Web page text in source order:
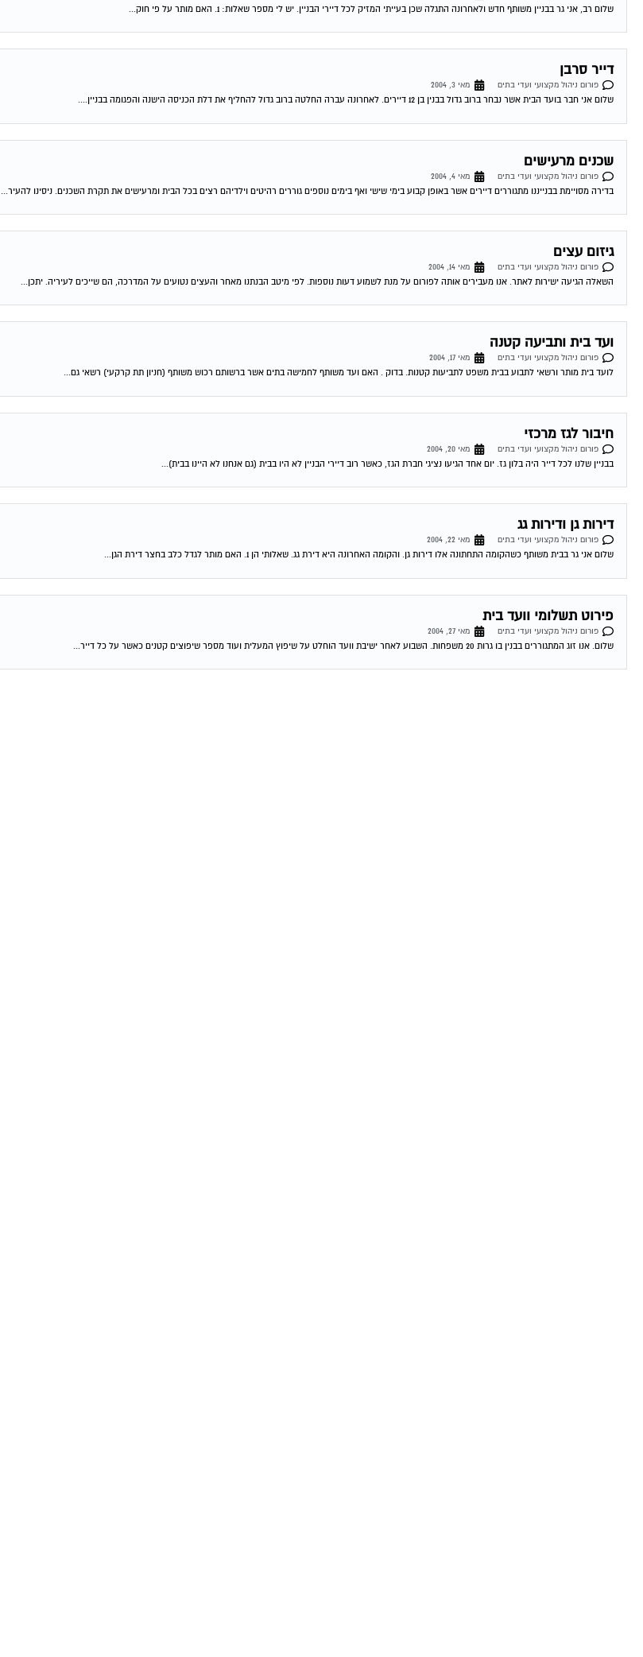
שלום רב, אני גר בבניין משותף חדש ולאחרונה התגלה שכן בעייתי המזיק לכל דיירי הבניין. יש לי מספר שאלות: 1. האם מותר על פי חוק...
דייר סרבן
פורום ניהול מקצועי ועדי בתים
מאי 3, 2004
שלום אני חבר בועד הבית אשר נבחר ברוב גדול בבנין בן 12 דיירים. לאחרונה עברה החלטה ברוב גדול להחליף את דלת הכניסה הישנה והפגומה בבניין....
שכנים מרעישים
פורום ניהול מקצועי ועדי בתים
מאי 4, 2004
בדירה מסויימת בבנייננו מתגוררים דיירים אשר באופן קבוע בימי שישי ואף בימים נוספים גוררים רהיטים וילדיהם רצים בכל הבית ומרעישים את תקרת השכנים. ניסינו להעיר...
גיזום עצים
פורום ניהול מקצועי ועדי בתים
מאי 14, 2004
השאלה הגיעה ישירות לאתר. אנו מעבירים אותה לפורום על מנת לשמוע דעות נוספות. לפי מיטב הבנתנו מאחר והעצים נטועים על המדרכה, הם שייכים לעיריה. יתכן...
ועד בית ותביעה קטנה
פורום ניהול מקצועי ועדי בתים
מאי 17, 2004
לועד בית מותר ורשאי לתבוע בבית משפט לתביעות קטנות. בדוק . האם ועד משותף לחמישה בתים אשר ברשותם רכוש משותף (חניון תת קרקעי) רשאי גם...
חיבור לגז מרכזי
פורום ניהול מקצועי ועדי בתים
מאי 20, 2004
בבניין שלנו לכל דייר היה בלון גז. יום אחד הגיעו נציגי חברת הגז, כאשר רוב דיירי הבניין לא היו בבית (גם אנחנו לא היינו בבית)...
דירות גן ודירות גג
פורום ניהול מקצועי ועדי בתים
מאי 22, 2004
שלום אני גר בבית משותף כשהקומה התחתונה אלו דירות גן. והקומה האחרונה היא דירת גג. שאלותי הן 1. האם מותר לגדל כלב בחצר דירת הגן...
פירוט תשלומי וועד בית
פורום ניהול מקצועי ועדי בתים
מאי 27, 2004
שלום. אנו זוג המתגוררים בבנין בו גרות 20 משפחות. השבוע לאחר ישיבת וועד הוחלט על שיפוץ המעלית ועוד מספר שיפוצים קטנים כאשר על כל דייר...